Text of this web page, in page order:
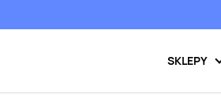
SKLEPY